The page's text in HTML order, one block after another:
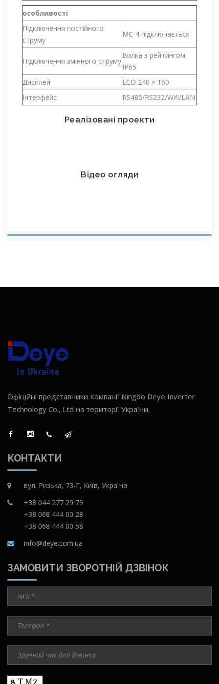
особливості
Підключення постійного
струму
MC-4 підключається
Підключення змінного струму
Вилка з рейтингом
IP65
Дисплей
LCD 240 × 160
Інтерфейс
RS485/RS232/Wifi/LAN
Реалізовані проекти
Відео огляди
Офіційні представники Компанії Ningbo Deye Inverter
Technology Co., Ltd на території України.
КОНТАКТИ
вул. Ризька, 73-Г, Київ, Україна
+38 044 277 29 79
+38 068 444 00 28
+38 068 444 00 58
info@deye.com.ua
ЗАМОВИТИ ЗВОРОТНІЙ ДЗВІНОК